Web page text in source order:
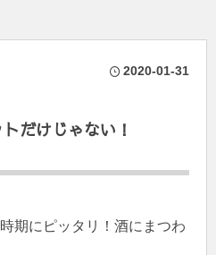
2020-01-31
だけじゃない！
期にピッタリ！酒にまつわ